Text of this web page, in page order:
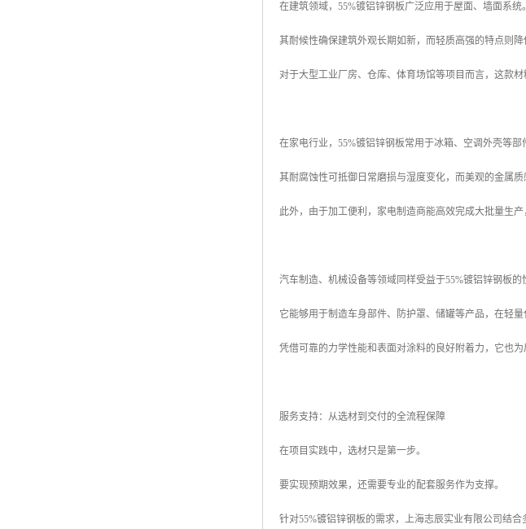
在建筑领域，55%镀铝锌钢板广泛应用于屋面、墙面系统。
其耐候性确保建筑外观长期如新，而轻质高强的特点则降
对于大型工业厂房、仓库、体育场馆等项目而言，这款
在家电行业，55%镀铝锌钢板常用于冰箱、空调外壳等部
其耐腐蚀性可抵御日常磨损与湿度变化，而美观的金属质
此外，由于加工便利，家电制造商能高效完成大批量生产
汽车制造、机械设备等领域同样受益于55%镀铝锌钢板的
它能够用于制造车身部件、防护罩、储罐等产品，在轻量
凭借可靠的力学性能和表面对涂料的良好附着力，它也为
服务支持：从选材到交付的全流程保障
在项目实践中，选材只是第一步。
要实现预期效果，还需要专业的配套服务作为支撑。
针对55%镀铝锌钢板的需求，上海志辰实业有限公司结合